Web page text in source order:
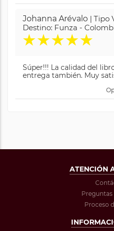
Johanna Arévalo | Tipo
Destino: Funza -
★★★★★
Súper!!! La calidad del
entrega también. Muy
ATENCIÓN
Preguntas
Proceso